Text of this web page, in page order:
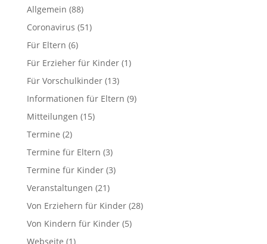
Allgemein (88)
Coronavirus (51)
Für Eltern (6)
Für Erzieher für Kinder(1)
Für Vorschulkinder(13)
Informationen für Eltern (9)
Mitteilungen (15)
Termine (2)
Termine für Eltern (3)
Termine für Kinder(3)
Veranstaltungen (21)
Von Erziehern für Kinder(28)
Von Kindern für Kinder(5)
Webseite (1)